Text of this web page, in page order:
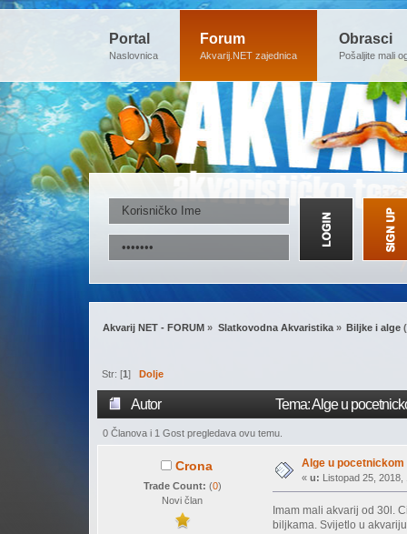
Portal
Naslovnica
Forum
Akvarij.NET zajednica
Obrasci
Pošaljite mali
Akvarij NET - FORUM » Slatkovodna Akvaristika» Biljke i alge
Str: [1] Dolje
Autor Tema: Alge u
0 Članova i 1 Gost pregledava ovu temu.
Crona
Trade Count: (0)
Novi član
Alge u
« u: Listopad 25, 2018,
Imam mali akvarij od 30l.
biljkama. Svijetlo u